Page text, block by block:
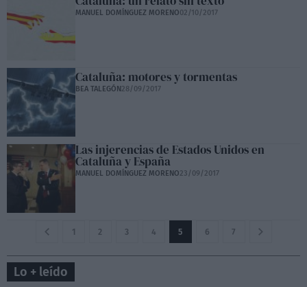
MANUEL DOMÍNGUEZ MORENO02/10/2017
Cataluña: motores y tormentas
BEA TALEGÓN28/09/2017
Las injerencias de Estados Unidos en
Cataluña y España
MANUEL DOMÍNGUEZ MORENO23/09/2017
1 2 3 4 5 6 7
Lo + leído